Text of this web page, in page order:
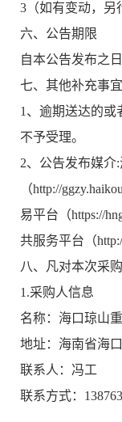
3（如有变动，另
六、公告期限
自本公告发布之
七、其他补充事宜
1、逾期送达的或
不予受理。
2、公告发布媒介
（http://
易平台（https://
共服务平台（
八、凡对本次采
1.采购人信息
名称：海口琼山
地址：海南省海
联系人：冯工
联系方式：